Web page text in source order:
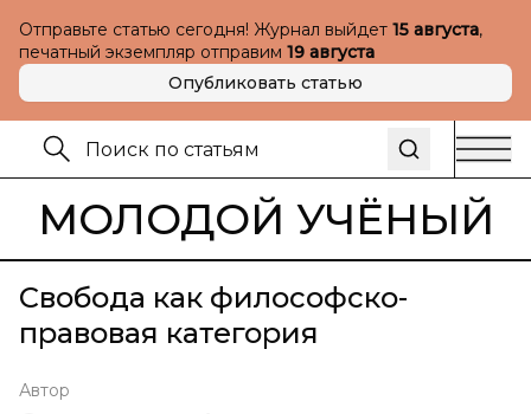
Отправьте статью сегодня! Журнал выйдет 15 августа,
печатный экземпляр отправим 19 августа
Опубликовать статью
МОЛОДОЙ УЧЁНЫЙ
Свобода как философско-
правовая категория
Автор